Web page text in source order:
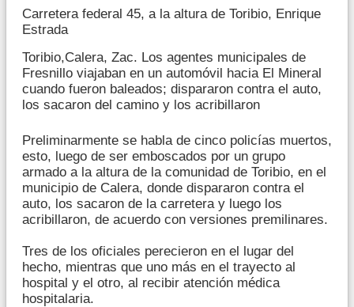
Carretera federal 45, a la altura de Toribio, Enrique
Estrada
Toribio,Calera, Zac. Los agentes municipales de
Fresnillo viajaban en un automóvil hacia El Mineral
cuando fueron baleados; dispararon contra el auto,
los sacaron del camino y los acribillaron
Preliminarmente se habla de cinco policías muertos,
esto, luego de ser emboscados por un grupo
armado a la altura de la comunidad de Toribio, en el
municipio de Calera, donde dispararon contra el
auto, los sacaron de la carretera y luego los
acribillaron, de acuerdo con versiones premilinares.
Tres de los oficiales perecieron en el lugar del
hecho, mientras que uno más en el trayecto al
hospital y el otro, al recibir atención médica
hospitalaria.